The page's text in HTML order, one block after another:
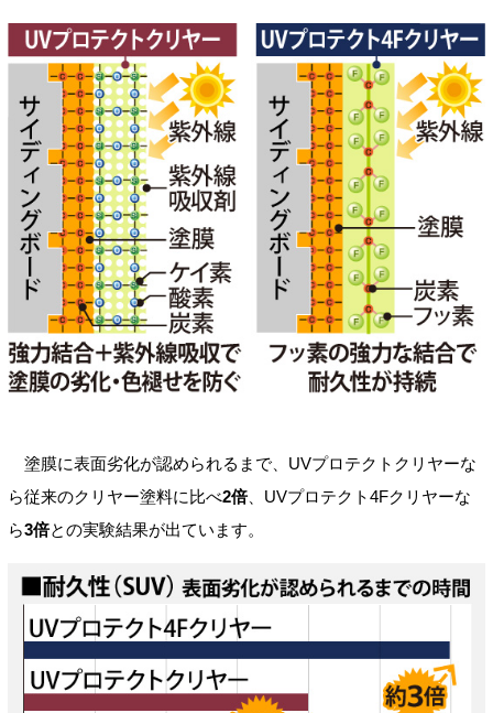
塗膜に表面劣化が認められるまで、UVプロテクトクリヤーな
ら従来のクリヤー塗料に比べ2倍、UVプロテクト4Fクリヤーな
ら3倍との実験結果が出ています。